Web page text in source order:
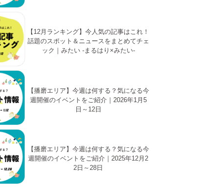
【12月ランキング】今人気の記事はこれ！
話題のスポット＆ニュースをまとめてチェ
ック｜みたい -まるはり×みたい-
【播磨エリア】今週は何する？気になる今
週開催のイベントをご紹介｜2026年1月5
日～12日
【播磨エリア】今週は何する？気になる今
週開催のイベントをご紹介｜2025年12月2
2日～28日